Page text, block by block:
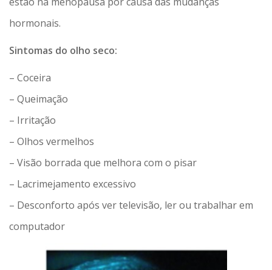
hormonais.
Sintomas do olho seco:
– Coceira
– Queimação
– Irritação
– Olhos vermelhos
– Visão borrada que melhora com o pisar
– Lacrimejamento excessivo
– Desconforto após ver televisão, ler ou trabalhar em
computador